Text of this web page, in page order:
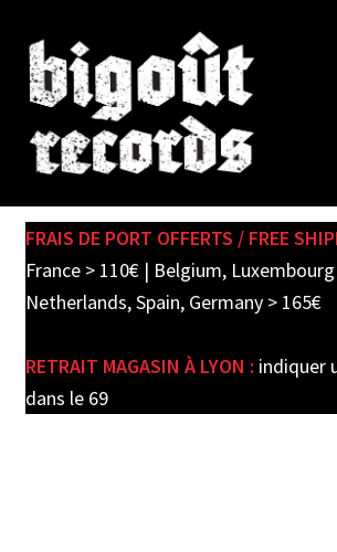
Skip
to
navigation
Skip
to
content
SHOP
PRE-ORDERS
FRAIS DE PORT OFFERTS / FREE
France > 110€ | Belgium,
Netherlands, Spain, Germany > 165€
RETRAIT MAGASIN À LYON : indiquer
dans le 69